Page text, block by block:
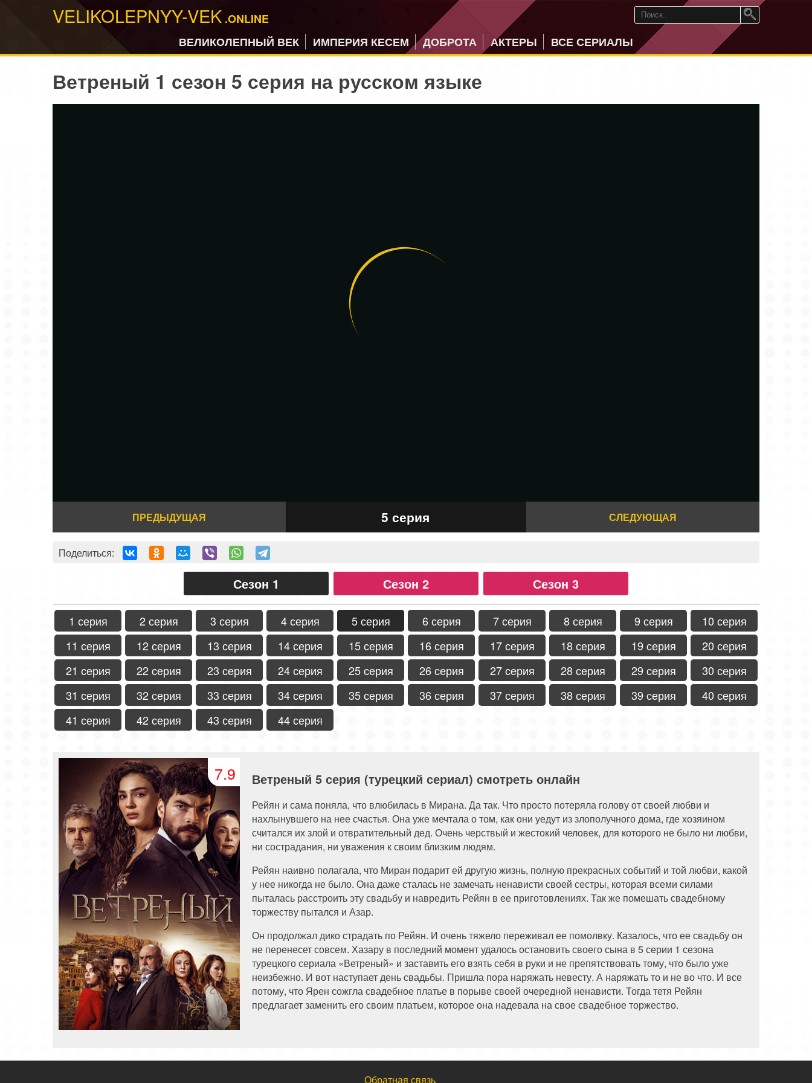
VELIKOLEPNYY-VEK .ONLINE
ВЕЛИКОЛЕПНЫЙ ВЕК
ИМПЕРИЯ КЕСЕМ ДОБРОТА АКТЕРЫ ВСЕ СЕРИАЛЫ
Ветреный 1 сезон 5 серия на русском языке
ПРЕДЫДУЩАЯ 5 серия СЛЕДУЮЩАЯ
Поделиться:
Сезон 1 Сезон 2 Сезон 3
1 серия 2 серия 3 серия 4 серия 5 серия 6 серия 7 серия 8 серия 9 серия
10 серия
11 серия
12 серия 13 серия 14 серия 15 серия 16 серия 17 серия 18 серия 19 серия
20 серия
21 серия
22 серия 23 серия 24 серия 25 серия 26 серия 27 серия 28 серия 29 серия
30 серия
31 серия
32 серия 33 серия 34 серия 35 серия 36 серия 37 серия 38 серия 39 серия
40 серия
41 серия
42 серия 43 серия 44 серия
7.9 Ветреный 5 серия (турецкий сериал) смотреть онлайн
Рейян и сама поняла, что влюбилась в Мирана. Да так. Что просто потеряла голову от своей любви и
нахлынувшего на нее счастья. Она уже мечтала о том, как они уедут из злополучного дома, где хозяином
считался их злой и отвратительный дед. Очень черствый и жестокий человек, для которого не было ни любви,
ни сострадания, ни уважения к своим близким людям.
Рейян наивно полагала, что Миран подарит ей другую жизнь, полную прекрасных событий и той любви, какой
у нее никогда не было. Она даже сталась не замечать ненависти своей сестры, которая всеми силами
пыталась расстроить эту свадьбу и навредить Рейян в ее приготовлениях. Так же помешать свадебному
торжеству пытался и Азар.
Он продолжал дико страдать по Рейян. И очень тяжело переживал ее помолвку. Казалось, что ее свадьбу он
не перенесет совсем. Хазару в последний момент удалось остановить своего сына в 5 серии 1 сезона
турецкого сериала «Ветреный» и заставить его взять себя в руки и не препятствовать тому, что было уже
неизбежно. И вот наступает день свадьбы. Пришла пора наряжать невесту. А наряжать то и не во что. И все
потому, что Ярен сожгла свадебное платье в порыве своей очередной ненависти. Тогда тетя Рейян
предлагает заменить его своим платьем, которое она надевала на свое свадебное торжество.
Обратная связь